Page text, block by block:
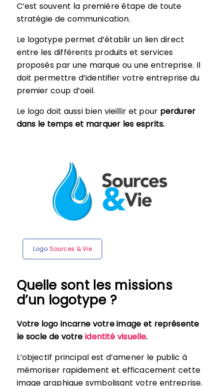
C’est souvent la première étape de toute
stratégie de communication.
Le logotype permet d’établir un lien direct
entre les différents produits et services
proposés par une marque ou une entreprise. Il
doit permettre d’identifier votre entreprise du
premier coup d’oeil.
Le logo doit aussi bien vieillir et pour perdurer
dans le temps et marquer les esprits.
Logo Sources & Vie
Quelle sont les missions
d’un logotype ?
Votre logo incarne votre image et représente
le socle de votreidentité visuelle.
L’objectif principal est d’amener le public à
mémoriser rapidement et efficacement cette
image graphique symbolisant votre entreprise.